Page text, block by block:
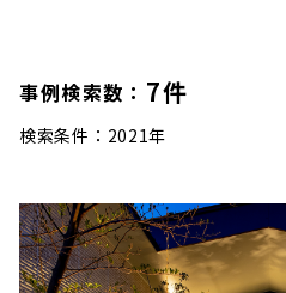
事例検索数： 7件
検索条件：2021年